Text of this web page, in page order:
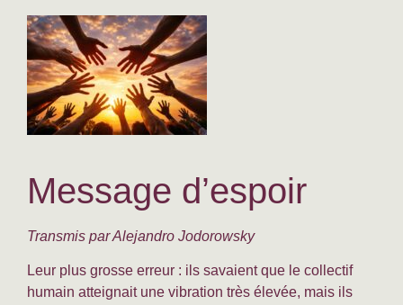
Message d’espoir
Transmis par Alejandro Jodorowsky
Leur plus grosse erreur : ils savaient que le collectif
humain atteignait une vibration très élevée, mais ils